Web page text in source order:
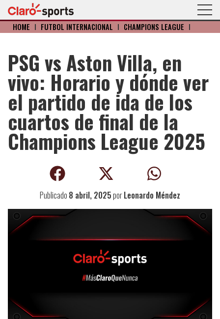
HOME I FÚTBOL INTERNACIONAL I CHAMPIONS LEAGUE I
PSG vs Aston Villa, en
vivo: Horario y dónde ver
el partido de ida de los
cuartos de final de la
Champions League 2025
Publicado 8 abril, 2025porLeonardo Méndez